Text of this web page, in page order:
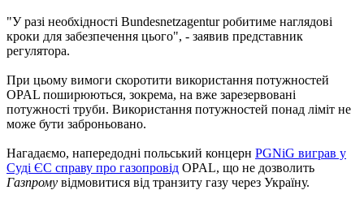
"У разі необхідності Bundesnetzagentur робитиме наглядові
кроки для забезпечення цього", - заявив представник
регулятора.
При цьому вимоги скоротити використання потужностей
OPAL поширюються, зокрема, на вже зарезервовані
потужності труби. Використання потужностей понад ліміт не
може бути заброньовано.
Нагадаємо, напередодні польський концерн PGNiG виграв у
Суді ЄС справу про газопровід OPAL, що не дозволить
Газпрому відмовитися від транзиту газу через Україну.